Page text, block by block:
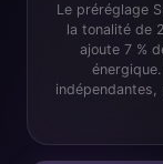
Le préréglage
la tonalité de
ajoute 7 %